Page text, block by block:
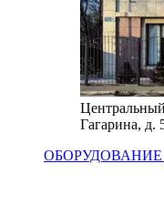
Гагарина, д.
ОБОРУДОВАНИЕ